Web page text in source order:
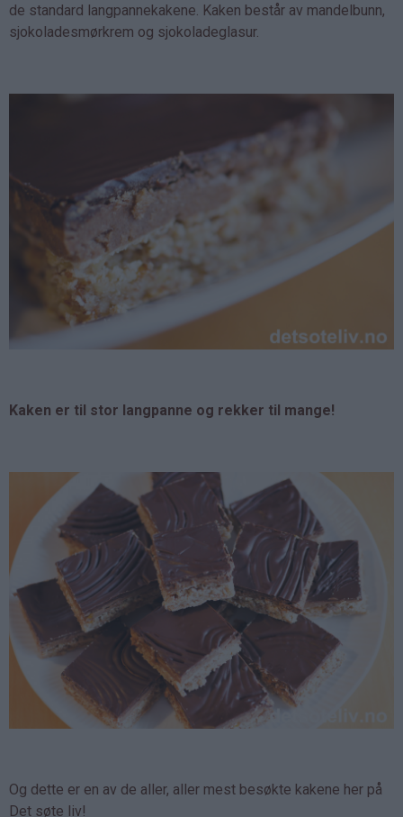
de standard langpannekakene. Kaken består av mandelbunn,
sjokoladesmørkrem og sjokoladeglasur.
Kaken er til stor langpanne og rekker til mange!
Og dette er en av de aller, aller mest besøkte kakene her på
Det søte liv!